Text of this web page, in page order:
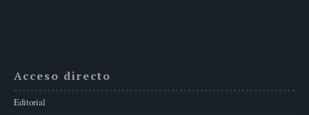
Acceso directo
Editorial